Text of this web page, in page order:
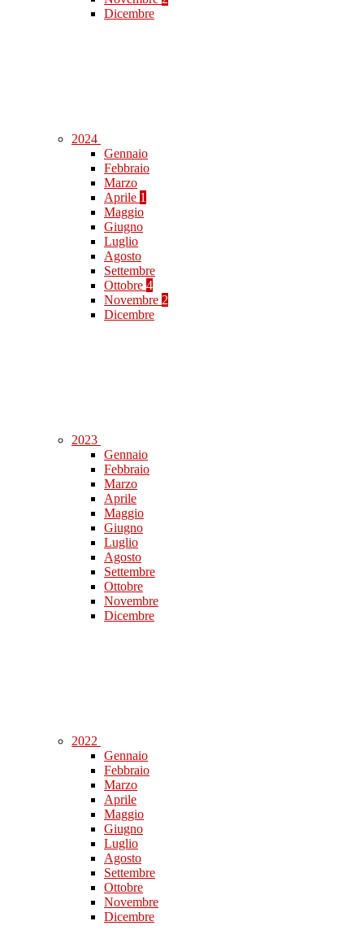
Dicembre
2024
Gennaio
Febbraio
Marzo
Aprile 1
Maggio
Giugno
Luglio
Agosto
Settembre
Ottobre 4
Novembre 2
Dicembre
2023
Gennaio
Febbraio
Marzo
Aprile
Maggio
Giugno
Luglio
Agosto
Settembre
Ottobre
Novembre
Dicembre
2022
Gennaio
Febbraio
Marzo
Aprile
Maggio
Giugno
Luglio
Agosto
Settembre
Ottobre
Novembre
Dicembre